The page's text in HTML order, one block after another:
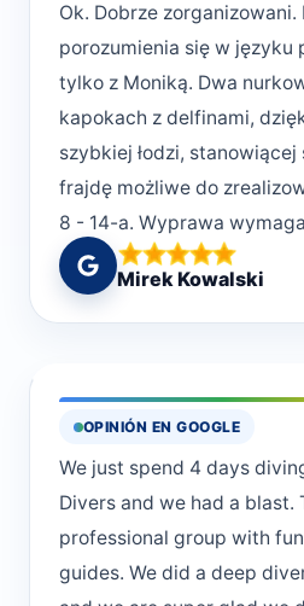
alike. I can't wait to dive
the future!Cheers to the
Crew.Mark
Ok. Dobrze zorganizowani.
porozumienia się w języku
tylko z Moniką. Dwa
kapokach z delfinami,
szybkiej łodzi, stanowiącej
frajdę możliwe do
8 - 14-a. Wyprawa
kondycji fizycznej. Jeżeli
wyłącznie siedzący tryb
dla niego sporym
Delphin Hause
Byliśmy tam przed tłumem
płetwonurków i pływaków.
widocznością
Mirek Kowalski
OPINIÓN EN GOOGLE
We just spend 4 days
Divers and we had a blast.
professional group with
guides. We did a deep